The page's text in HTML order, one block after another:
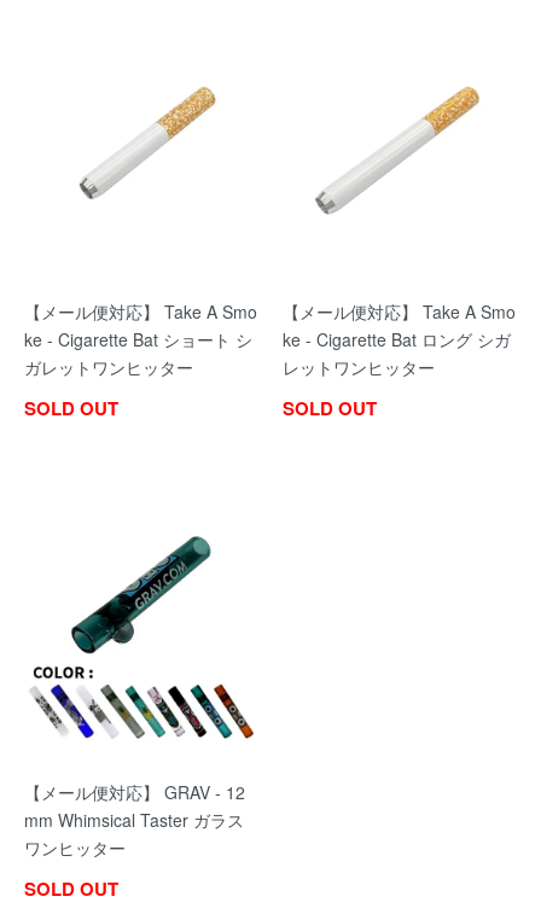
【メール便対応】 Take A Smo
ke - Cigarette Bat ショート シ
ガレットワンヒッター
SOLD OUT
【メール便対応】 Take A Smo
ke - Cigarette Bat ロング シガ
レットワンヒッター
SOLD OUT
【メール便対応】 GRAV - 12
mm Whimsical Taster ガラス
ワンヒッター
SOLD OUT